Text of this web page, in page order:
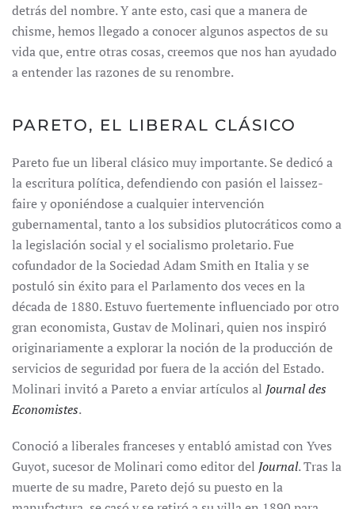
detrás del nombre. Y ante esto, casi que a manera de
chisme, hemos llegado a conocer algunos aspectos de su
vida que, entre otras cosas, creemos que nos han ayudado
a entender las razones de su renombre.
PARETO, EL LIBERAL CLÁSICO
Pareto fue un liberal clásico muy importante. Se dedicó a
la escritura política, defendiendo con pasión el laissez-
faire y oponiéndose a cualquier intervención
gubernamental, tanto a los subsidios plutocráticos como a
la legislación social y el socialismo proletario. Fue
cofundador de la Sociedad Adam Smith en Italia y se
postuló sin éxito para el Parlamento dos veces en la
década de 1880. Estuvo fuertemente influenciado por otro
gran economista, Gustav de Molinari, quien nos inspiró
originariamente a explorar la noción de la producción de
servicios de seguridad por fuera de la acción del Estado.
Molinari invitó a Pareto a enviar artículos al Journal des
Economistes.
Conoció a liberales franceses y entabló amistad con Yves
Guyot, sucesor de Molinari como editor del Journal. Tras la
muerte de su madre, Pareto dejó su puesto en la